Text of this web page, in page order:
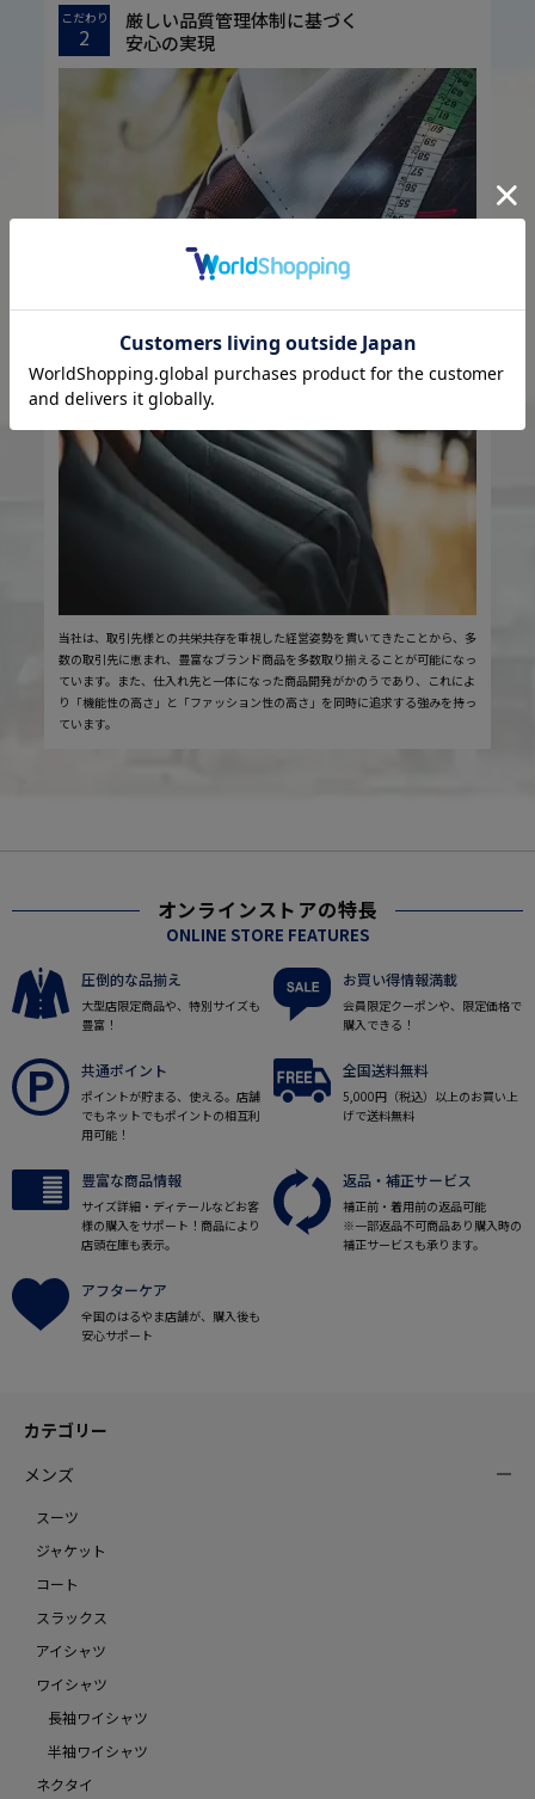
こだわり
2
厳しい品質管理体制に基づく
安心の実現
お客様に安心してお買い物していただくために、厳しい品質検査基準を設定し
3
取引先様との共栄共存に基づく
機能性とファッション性の実現
当社は、取引先様との共栄共存を重視した経営姿勢を貫いてきたことから、多
数の取引先に恵まれ、豊富なブランド商品を多数取り揃えることが可能になっ
ています。また、仕入れ先と一体になった商品開発がかのうであり、これによ
り「機能性の高さ」と「ファッション性の高さ」を同時に追求する強みを持っ
ています。
オンラインストアの特長
ONLINE STORE FEATURES
圧倒的な品揃え
大型店限定商品や、特別サイズも
豊富！
お買い得情報満載
会員限定クーポンや、限定価格で
購入できる！
共通ポイント
ポイントが貯まる、使える。店舗
でもネットでもポイントの相互利
用可能！
全国送料無料
5,000円（税込）以上のお買い上
げで送料無料
豊富な商品情報
サイズ詳細・ディテールなどお客
様の購入をサポート！商品により
店頭在庫も表示。
返品・補正サービス
補正前・着用前の返品可能
※一部返品不可商品あり購入時の
補正サービスも承ります。
アフターケア
全国のはるやま店舗が、購入後も
安心サポート
カテゴリー
メンズ
スーツ
ジャケット
コート
スラックス
アイシャツ
ワイシャツ
長袖ワイシャツ
半袖ワイシャツ
ネクタイ